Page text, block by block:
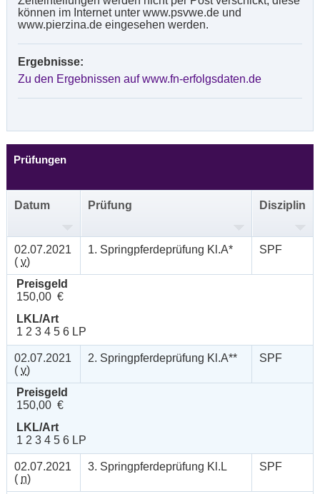
können im Internet unter www.psvwe.de und
www.pierzina.de eingesehen werden.
Ergebnisse:
Zu den Ergebnissen auf www.fn-erfolgsdaten.de
Prüfungen
Datum Prüfung Disziplin
02.07.2021
( v)
1. Springpferdeprüfung Kl.A* SPF
Preisgeld
150,00 €
LKL/Art
1 2 3 4 5 6 LP
02.07.2021
( v)
2. Springpferdeprüfung Kl.A** SPF
Preisgeld
150,00 €
LKL/Art
1 2 3 4 5 6 LP
02.07.2021
( n)
3. Springpferdeprüfung Kl.L SPF